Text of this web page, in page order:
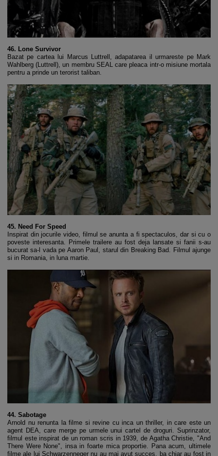
46. Lone Survivor
Bazat pe cartea lui Marcus Luttrell, adapatarea il urmareste pe Mark
Wahlberg (Luttrell), un membru SEAL care pleaca intr-o misiune mortala
pentru a prinde un terorist taliban.
45. Need For Speed
Inspirat din jocurile video, filmul se anunta a fi spectaculos, dar si cu o
poveste interesanta. Primele trailere au fost deja lansate si fanii s-au
bucurat sa-l vada pe Aaron Paul, starul din Breaking Bad. Filmul ajunge
si in Romania, in luna martie.
44. Sabotage
Arnold nu renunta la filme si revine cu inca un thriller, in care este un
agent DEA, care merge pe urmele unui cartel de droguri. Suprinzator,
filmul este inspirat de un roman scris in 1939, de Agatha Christie, "And
There Were None", insa in foarte mica proportie. Pana acum, ultimele
filme ale lui Schwarzenneger nu au mai avut succes, ba chiar au fost in